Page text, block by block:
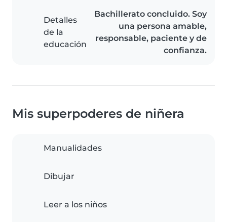
Detalles
de la
educación
Bachillerato concluido. Soy
una persona amable,
responsable, paciente y de
confianza.
Mis superpoderes de niñera
Manualidades
Dibujar
Leer a los niños